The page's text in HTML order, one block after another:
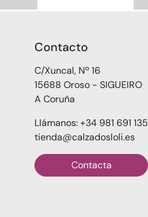
Contacto
C/Xuncal, Nº 16
15688 Oroso - SIGUEIRO
A Coruña
Llámanos: +34 981 691 135
tienda@calzadosloli.es
Contacta